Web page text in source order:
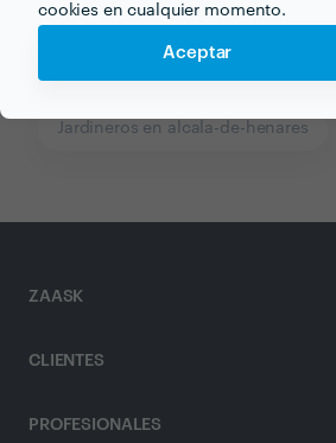
cookies en cualquier momento.
Aceptar
Reforma Integral en alcala-de-
Jardineros en alcala-de-henares
ZAASK
CLIENTES
PROFESIONALES